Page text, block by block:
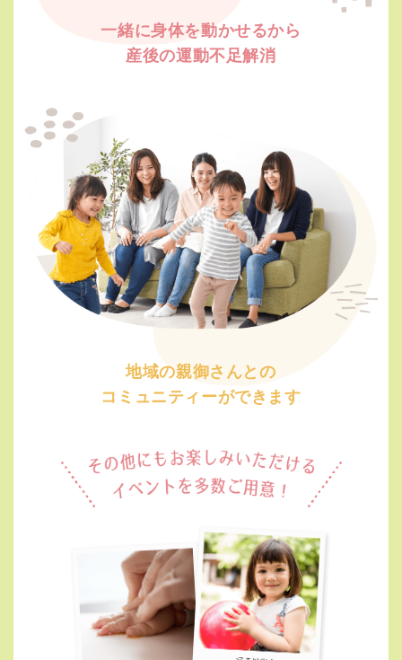
一緒に身体を動かせるから
産後の運動不足解消
地域の親御さんとの
コミュニティーができます